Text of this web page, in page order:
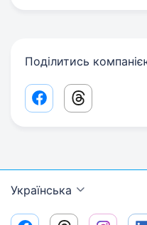
Поділитись
Facebook share link
Threads
Українська